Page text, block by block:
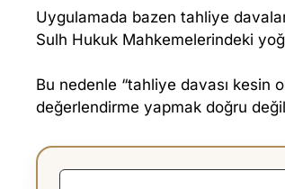
K
A
R
T
Uygulamada bazen tahliye
Sulh Hukuk Mahkemelerindeki
Bu nedenle “tahliye davası kesin
değerlendirme yapmak doğru